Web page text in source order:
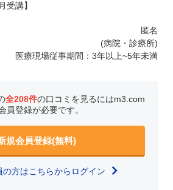
受講】
匿名
(病院・診療所)
医療現場従事期間：3年以上~5年未満
全208件の口コミを見るにはm3.com
員登録が必要です。
規会員登録(無料)
の方はこちらからログイン